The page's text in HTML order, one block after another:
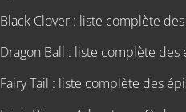
Black Clover : liste complète
Dragon Ball : liste complète des
Fairy Tail : liste complète des